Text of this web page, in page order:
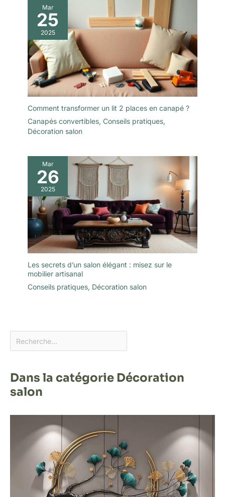
Mar
25
2025
Comment transformer un lit 2 places en canapé ?
Canapés convertibles, Conseils pratiques,
Décoration salon
Mar
26
2025
Les secrets d’un salon élégant : misez sur le
mobilier artisanal
Conseils pratiques, Décoration salon
Dans la catégorie Décoration
salon